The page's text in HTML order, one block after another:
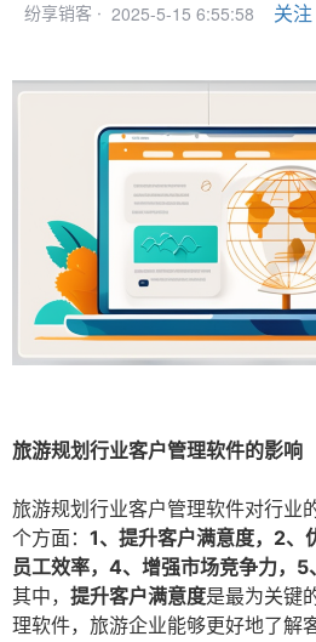
纷享销客 · 2025-5-15 6:55:58 关注
旅游规划行业客户管理软件的影响
旅游规划行业客户管理软件对行业
个方面： 1、提升客户满意度，2、
员工效率，4、增强市场竞争力，
其中， 提升客户满意度是最为关键
理软件，旅游企业能够更好地了解